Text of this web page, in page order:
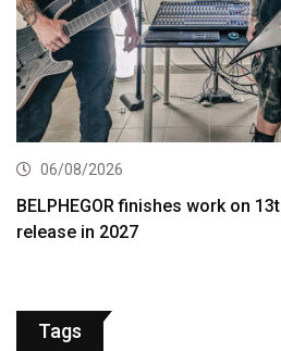
06/08/2026
BELPHEGOR finishes work on
release in 2027
Tags